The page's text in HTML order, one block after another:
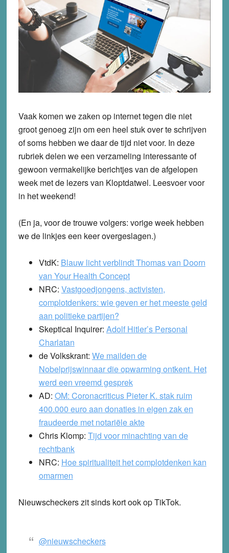
Vaak komen we zaken op internet tegen die niet
groot genoeg zijn om een heel stuk over te schrijven
of soms hebben we daar de tijd niet voor. In deze
rubriek delen we een verzameling interessante of
gewoon vermakelijke berichtjes van de afgelopen
week met de lezers van Kloptdatwel. Leesvoer voor
in het weekend!
(En ja, voor de trouwe volgers: vorige week hebben
we de linkjes een keer overgeslagen.)
VtdK: Blauw licht verblindt Thomas van Doorn
van Your Health Concept
NRC: Vastgoedjongens, activisten,
complotdenkers: wie geven er het meeste geld
aan politieke partijen?
Skeptical Inquirer: Adolf Hitler’s Personal
Charlatan
de Volkskrant: We mailden de
Nobelprijswinnaar die opwarming ontkent. Het
werd een vreemd gesprek
AD: OM: Coronacriticus Pieter K. stak ruim
400.000 euro aan donaties in eigen zak en
fraudeerde met notariële akte
Chris Klomp: Tijd voor minachting van de
rechtbank
NRC: Hoe spiritualiteit het complotdenken kan
omarmen
Nieuwscheckers zit sinds kort ook op TikTok.
@nieuwscheckers